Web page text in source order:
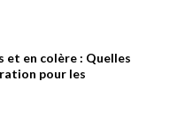
et en colère : Quelles
pour les